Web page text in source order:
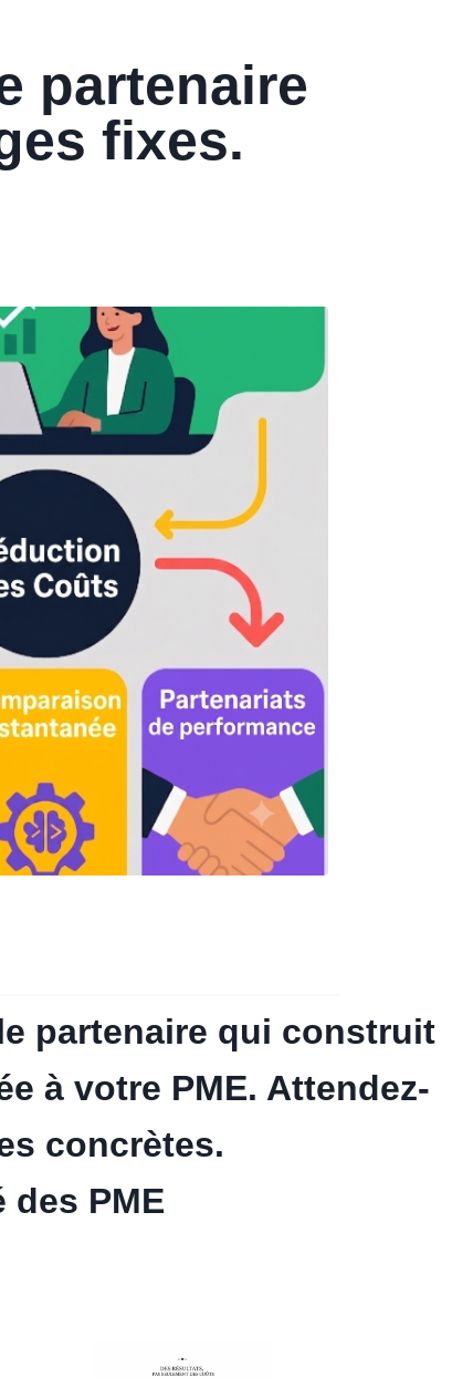
partenaire
fixes.
partenaire qui construit
à votre PME. Attendez-
concrètes.
PME